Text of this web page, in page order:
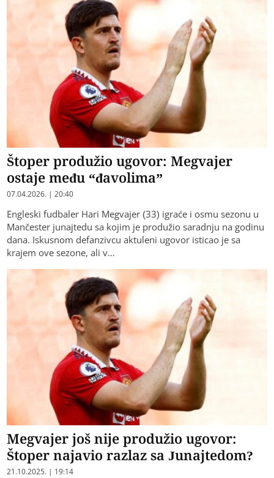
Štoper produžio ugovor: Megvajer
ostaje među “đavolima”
07.04.2026. | 20:40
Engleski fudbaler Hari Megvajer (33) igraće i osmu sezonu u
Mančester junajtedu sa kojim je produžio saradnju na godinu
dana. Iskusnom defanzivcu aktuleni ugovor isticao je sa
krajem ove sezone, ali v…
Megvajer još nije produžio ugovor:
Štoper najavio razlaz sa Junajtedom?
21.10.2025. | 19:14